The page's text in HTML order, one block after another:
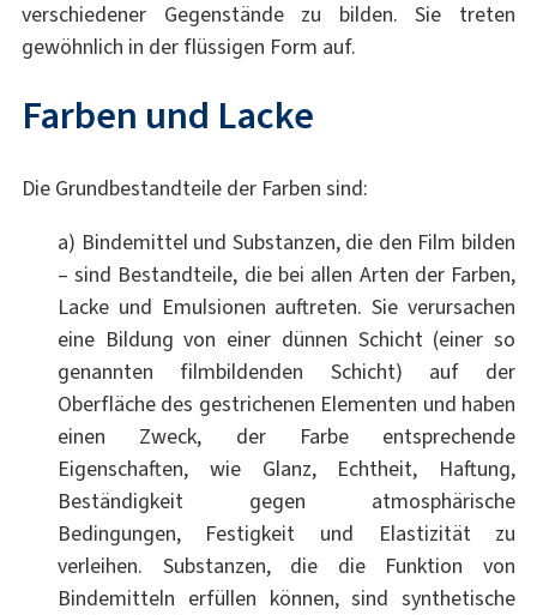
verschiedener Gegenstände zu bilden. Sie treten
gewöhnlich in der flüssigen Form auf.
Farben und Lacke
Die Grundbestandteile der Farben sind:
a) Bindemittel und Substanzen, die den Film bilden
– sind Bestandteile, die bei allen Arten der Farben,
Lacke und Emulsionen auftreten. Sie verursachen
eine Bildung von einer dünnen Schicht (einer so
genannten filmbildenden Schicht) auf der
Oberfläche des gestrichenen Elementen und haben
einen Zweck, der Farbe entsprechende
Eigenschaften, wie Glanz, Echtheit, Haftung,
Beständigkeit gegen atmosphärische
Bedingungen, Festigkeit und Elastizität zu
verleihen. Substanzen, die die Funktion von
Bindemitteln erfüllen können, sind synthetische